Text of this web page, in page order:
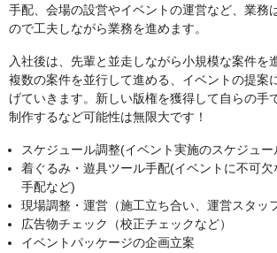
手配、会場の設営やイベントの運営など、業務
ので工夫しながら業務を進めます。
入社後は、先輩と並走しながら小規模な案件を
複数の案件を並行して進める、イベントの提案
げていきます。新しい版権を獲得して自らの手
制作するなど可能性は無限大です！
スケジュール調整(イベント実施のスケジュ
着ぐるみ・遊具ツール手配(イベントに不可
手配など)
現場調整・運営（施工立ち合い、運営スタッ
広告物チェック（校正チェックなど）
イベントパッケージの企画立案